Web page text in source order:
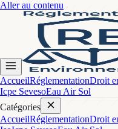
Aller au contenu
AccueilRéglementationDroit
Icpe SevesoEau Air Sol
Catégories
AccueilRéglementationDroit